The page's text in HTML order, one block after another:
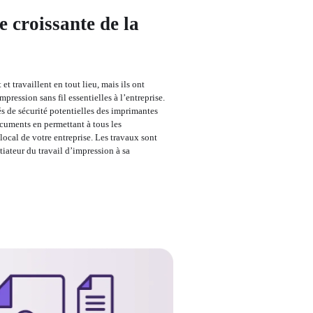
croissante de la
et travaillent en tout lieu, mais ils ont
sans fil essentielles à l’entreprise.
de sécurité potentielles des imprimantes
en permettant à tous les
de votre entreprise. Les travaux sont
du travail d’impression à sa